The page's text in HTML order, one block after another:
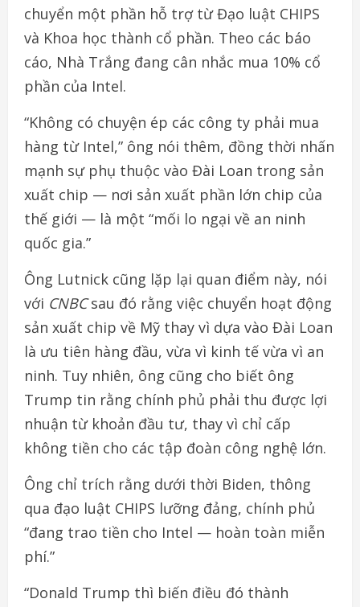
chuyển một phần hỗ trợ từ Đạo luật CHIPS
và Khoa học thành cổ phần. Theo các báo
cáo, Nhà Trắng đang cân nhắc mua 10% cổ
phần của Intel.
“Không có chuyện ép các công ty phải mua
hàng từ Intel,” ông nói thêm, đồng thời nhấn
mạnh sự phụ thuộc vào Đài Loan trong sản
xuất chip — nơi sản xuất phần lớn chip của
thế giới — là một “mối lo ngại về an ninh
quốc gia.”
Ông Lutnick cũng lặp lại quan điểm này, nói
với CNBCsau đó rằng việc chuyển hoạt động
sản xuất chip về Mỹ thay vì dựa vào Đài Loan
là ưu tiên hàng đầu, vừa vì kinh tế vừa vì an
ninh. Tuy nhiên, ông cũng cho biết ông
Trump tin rằng chính phủ phải thu được lợi
nhuận từ khoản đầu tư, thay vì chỉ cấp
không tiền cho các tập đoàn công nghệ lớn.
Ông chỉ trích rằng dưới thời Biden, thông
qua đạo luật CHIPS lưỡng đảng, chính phủ
“đang trao tiền cho Intel — hoàn toàn miễn
phí.”
“Donald Trump thì biến điều đó thành